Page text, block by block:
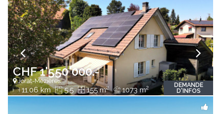
CHF 1'550'000.-
Jorat-Mézières
11.06 km 5.5 155 m2 1073 m2
DEMANDE
D'INFOS